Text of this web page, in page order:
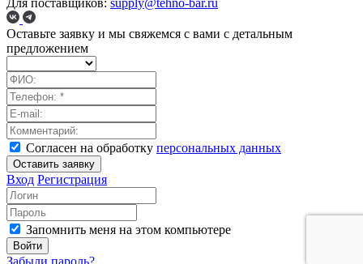
Для поставщиков: supply@tehno-bar.ru
Оставьте заявку и мы свяжемся с вами с детальным
предложением
Согласен на обработку персональных данных
Оставить заявку
Вход Регистрация
Запомнить меня на этом компьютере
Войти